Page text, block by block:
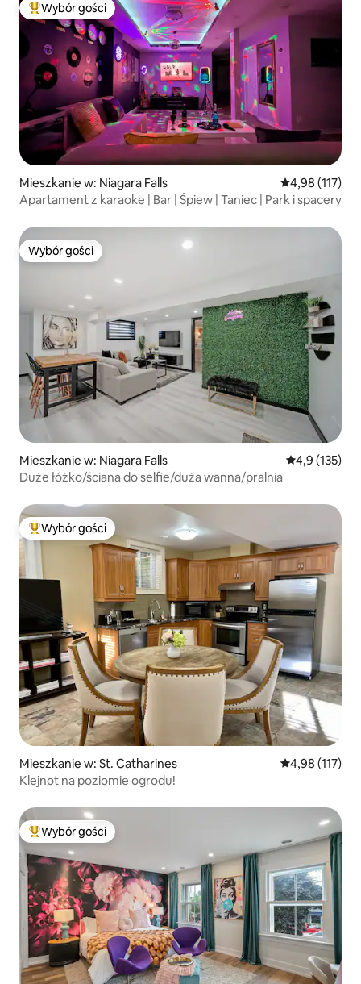
Najpopularniejsze z kategorii Wybór gości
Wybór gości
Mieszkanie w: Niagara Falls Średnia
4,98 (117)
Apartament z karaoke | Bar | Śpiew | Taniec | Park i spacery
Wybór gości
Wybór gości
Mieszkanie w: Niagara Falls Średnia
4,9 (135)
Duże łóżko/ściana do selfie/duża wanna/pralnia
Najpopularniejsze z kategorii Wybór gości
Wybór gości
Mieszkanie w: St. Catharines Średnia
4,98 (117)
Klejnot na poziomie ogrodu!
Najpopularniejsze z kategorii Wybór gości
Wybór gości